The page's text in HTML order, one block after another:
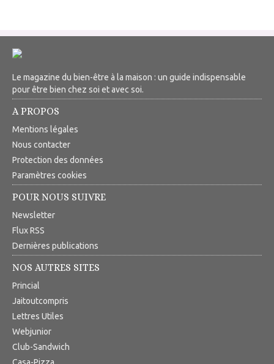
Le magazine du bien-être à la maison : un guide indispensable
pour être bien chez soi et avec soi.
A PROPOS
Mentions légales
Nous contacter
Protection des données
Paramètres cookies
POUR NOUS SUIVRE
Newsletter
Flux RSS
Dernières publications
NOS AUTRES SITES
Princial
Jaitoutcompris
Lettres Utiles
Webjunior
Club-Sandwich